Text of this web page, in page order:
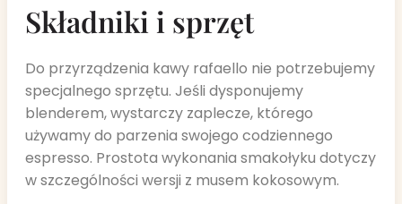
Składniki i sprzęt
Do przyrządzenia kawy rafaello nie potrzebujemy
specjalnego sprzętu. Jeśli dysponujemy
blenderem, wystarczy zaplecze, którego
używamy do parzenia swojego codziennego
espresso. Prostota wykonania smakołyku dotyczy
w szczególności wersji z musem kokosowym.